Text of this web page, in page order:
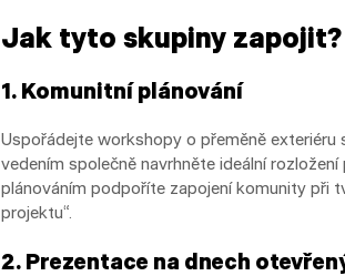
Jak tyto skupiny zapojit?
1. Komunitní plánování
Uspořádejte workshopy o přeměně
vedením společně navrhněte ideální
plánováním podpoříte zapojení komunity při
projektu“.
2. Prezentace na dnech